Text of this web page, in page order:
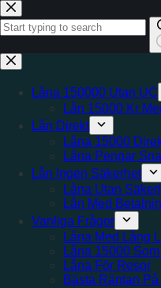
Hoppa
till
innehåll
Inga
resultat
Låna 150000 Utan UC
Lån 15000 Kr
Lån Direkt
Låna 15000
Låna Pengar
Lån Ingen Säkerhet
Låna Utan
Lån Med
Vanliga Frågor
Låna Med Lång
Låna 15000
Låna För Resor
Bästa Räntan